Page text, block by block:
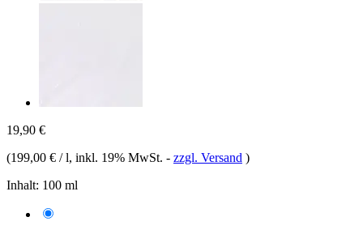
19,90 €
(199,00 € / l, inkl. 19% MwSt. - zzgl. Versand )
Inhalt: 100 ml